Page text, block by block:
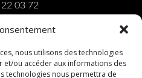
nous utilisons des technologies
et/ou accéder aux informations des
technologies nous permettra de
03 72